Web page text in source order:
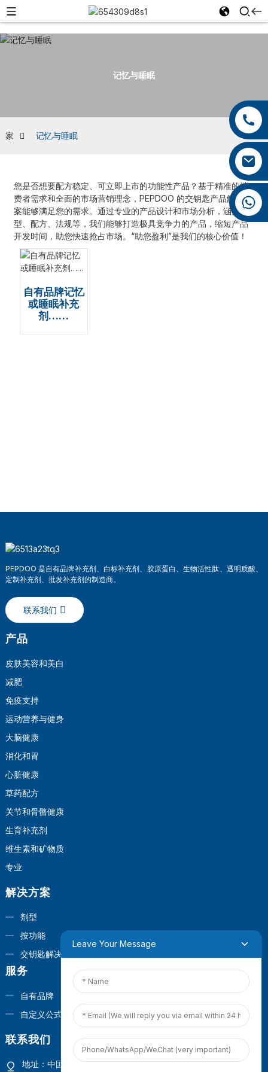
+86 13959222339
+86 18965423693
记忆与睡眠
家 记忆与睡眠
您是否想要配方稳定、可立即上市的功能性产品？基于精准的消
费者需求和全面的市场营销理念，PEPDOO 的交钥匙产品解决方
案能够满足您的需求。通过专业的产品设计和市场分析，涵盖剂
型、配方、法规等，我们能够打造极具竞争力的产品，缩短产品
开发时间，助您快速抢占市场。“助您盈利”是我们的核心价值！
自有品牌记忆
或睡眠补充
剂……
PEPDOO 是自有品牌补充剂、白标补充剂、胶原蛋白、生物活性肽、透明质酸、
定制补充剂、批发补充剂的制造商。
联系我们
产品
皮肤美容和美白
减肥
免疫支持
运动营养与健身
大脑健康
消化和胃
心脏健康
草药配方
关节和骨骼健康
生育补充剂
维生素和矿物质
专业
解决方案
剂型
按功能
交钥匙解决方案
服务
自有品牌
自定义公式
联系我们
地址：中国福建省厦门市观音山商业营运中心1号楼4楼
Leave Your Message